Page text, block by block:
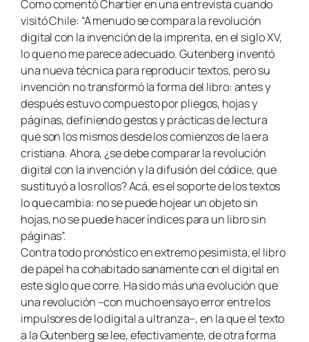
Como comentó Chartier en una entrevista cuando
visitó Chile: “A menudo se compara la revolución
digital con la invención de la imprenta, en el siglo XV,
lo que no me parece adecuado. Gutenberg inventó
una nueva técnica para reproducir textos, pero su
invención no transformó la forma del libro: antes y
después estuvo compuesto por pliegos, hojas y
páginas, definiendo gestos y prácticas de lectura
que son los mismos desde los comienzos de la era
cristiana. Ahora, ¿se debe comparar la revolución
digital con la invención y la difusión del códice, que
sustituyó a los rollos? Acá, es el soporte de los textos
lo que cambia: no se puede hojear un objeto sin
hojas, no se puede hacer índices para un libro sin
páginas”.
Contra todo pronóstico en extremo pesimista, el libro
de papel ha cohabitado sanamente con el digital en
este siglo que corre. Ha sido más una evolución que
una revolución –con mucho ensayo error entre los
impulsores de lo digital a ultranza–, en la que el texto
a la Gutenberg se lee, efectivamente, de otra forma